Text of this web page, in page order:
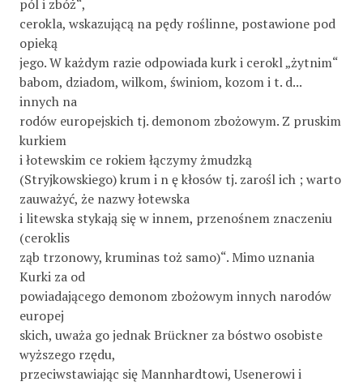
pól i zbóż“,
cerokla, wskazującą na pędy roślinne, postawione pod
opieką
jego. W każdym razie odpowiada kurk i cerokl „żytnim“
babom, dziadom, wilkom, świniom, kozom i t. d...
innych na­
rodów europejskich tj. demonom zbożowym. Z pruskim
kurkiem
i łotewskim ce rokiem łączymy żmudzką
(Stryjkowskiego) krum i n ę kłosów tj. zarośl ich ; warto
zauważyć, że nazwy łotewska
i litewska stykają się w innem, przenośnem znaczeniu
(ceroklis
ząb trzonowy, kruminas toż samo)“. Mimo uznania
Kurki za od­
powiadającego demonom zbożowym innych narodów
europej­
skich, uważa go jednak Brückner za bóstwo osobiste
wyższego rzędu,
przeciwstawiając się Mannhardtowi, Usenerowi i